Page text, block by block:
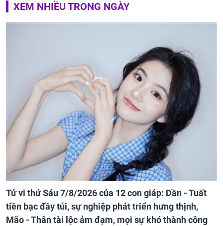
XEM NHIỀU TRONG NGÀY
Tử vi thứ Sáu 7/8/2026 của 12 con giáp: Dần - Tuất
tiền bạc đầy túi, sự nghiệp phát triển hưng thịnh,
Mão - Thân tài lộc ảm đạm, mọi sự khó thành công